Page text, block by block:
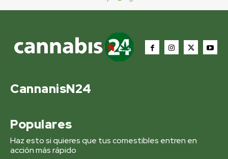
CannanisN24
Populares
Haz esto si quieres que tus comestibles entren en
acción más rápido